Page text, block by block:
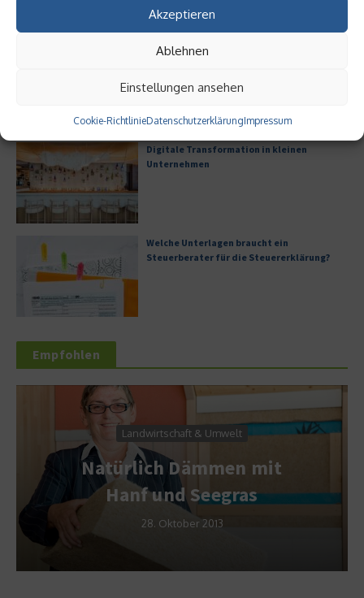
Akzeptieren
Ablehnen
Einstellungen ansehen
Cookie-RichtlinieDatenschutzerklärungImpressum
Digitalisierung als Wettbewerbsvorteil
Digitale Transformation in kleinen
Unternehmen
Welche Unterlagen braucht ein
Steuerberater für die Steuererklärung?
Empfohlen
Landwirtschaft & Umwelt
Natürlich Dämmen mit
Hanf und Seegras
28. Oktober 2013